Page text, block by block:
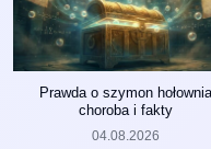
Prawda o szymon hołownia
choroba i fakty
04.08.2026